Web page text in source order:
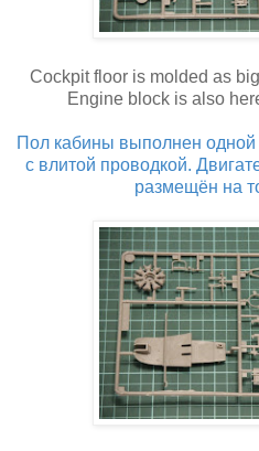
Cockpit floor is molded as
Engine block is also
Пол кабины выполнен
с влитой проводкой.
размещён на